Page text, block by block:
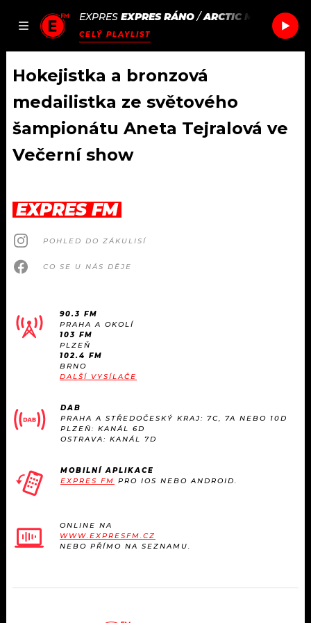
JAK
SEZNAM.CZ
EXPRES EXPRES RÁNO/ARCTIC MONKEYS
CELÝ PLAYLIST
DOMŮ
ČLÁNKY
HUDBA
ROZHOVORY
KALENDÁŘ
TRENDY
MIX
RÁDIO
PROGRAM
PLAYLIST
Hokejistka a bronzová
medailistka ze světového
šampionátu Aneta Tejralová ve
Večerní show
EXPRES FM
POHLED DO ZÁKULISÍ
CO SE U NÁS DĚJE
90.3 FM
PRAHA A OKOLÍ
103 FM
PLZEŇ
102.4 FM
BRNO
DALŠÍ VYSÍLAČE
DAB
PRAHA A STŘEDOČESKÝ KRAJ: 7C, 7A NEBO 10D
PLZEŇ: KANÁL 6D
OSTRAVA: KANÁL 7D
MOBILNÍ APLIKACE
EXPRES FM PRO IOS NEBO ANDROID.
ONLINE NA
WWW.EXPRESFM.CZ
NEBO PŘÍMO NA SEZNAMU.